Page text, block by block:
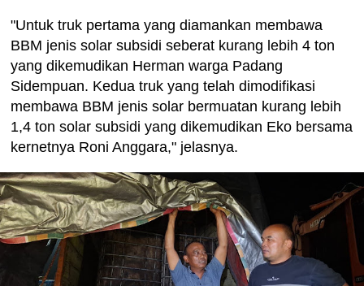
"Untuk truk pertama yang diamankan membawa
BBM jenis solar subsidi seberat kurang lebih 4 ton
yang dikemudikan Herman warga Padang
Sidempuan. Kedua truk yang telah dimodifikasi
membawa BBM jenis solar bermuatan kurang lebih
1,4 ton solar subsidi yang dikemudikan Eko bersama
kernetnya Roni Anggara," jelasnya.